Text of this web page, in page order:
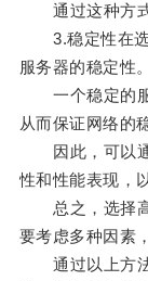
通过这种方式
3.稳定性在选
服务器的稳定性。
一个稳定的服
从而保证网络的
因此，可以通
性和性能表现，
总之，选择高
要考虑多种因素
通过以上方法